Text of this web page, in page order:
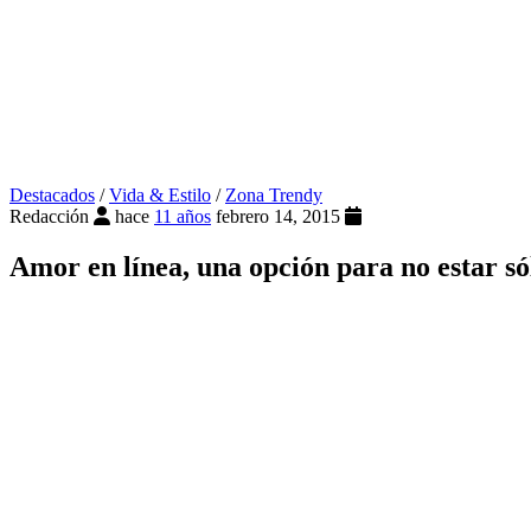
Destacados /Vida & Estilo /Zona Trendy
Redacción
hace 11 años febrero 14, 2015
Amor en línea, una opción para no estar